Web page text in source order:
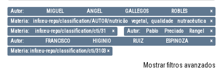
Autor: MIGUEL ANGEL GALLEGOS ROBLES ×
Materia: info:eu-repo/classification/AUTOR/nutricão vegetal, qualidade nutracêutica ×
Materia: info:eu-repo/classification/cti/31 ×
Autor: Pablo Preciado Rangel ×
Autor: FRANCISCO HIGINIO RUIZ ESPINOZA ×
Materia: info:eu-repo/classification/cti/3103 ×
Mostrar filtros avanzados